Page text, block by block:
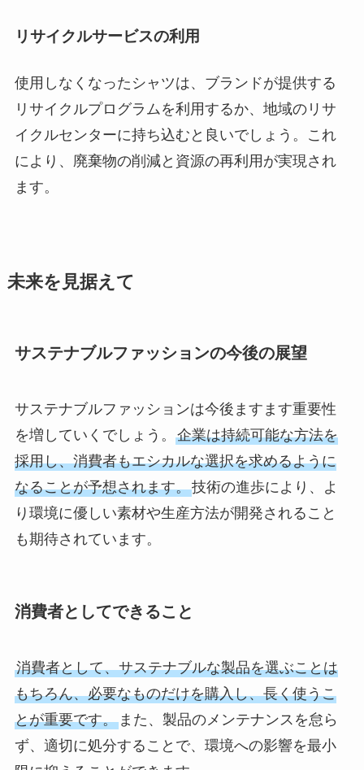
リサイクルサービスの利用
使用しなくなったシャツは、ブランドが提供する
リサイクルプログラムを利用するか、地域のリサ
イクルセンターに持ち込むと良いでしょう。これ
により、廃棄物の削減と資源の再利用が実現され
ます。
未来を見据えて
サステナブルファッションの今後の展望
サステナブルファッションは今後ますます重要性
を増していくでしょう。 企業は持続可能な方法を
採用し、消費者もエシカルな選択を求めるように
なることが予想されます。技術の進歩により、よ
り環境に優しい素材や生産方法が開発されること
も期待されています。
消費者としてできること
消費者として、サステナブルな製品を選ぶことは
もちろん、必要なものだけを購入し、長く使うこ
とが重要です。また、製品のメンテナンスを怠ら
ず、適切に処分することで、環境への影響を最小